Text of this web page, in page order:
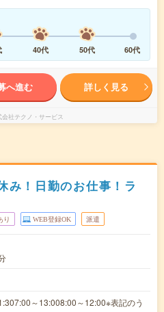
40代 50代 60代
へ進む 詳しく見る
会社テクノ・サービス
み！日勤のお仕事！ラ
り WEB登録OK 派遣
～13:008:00～12:00※表記のう